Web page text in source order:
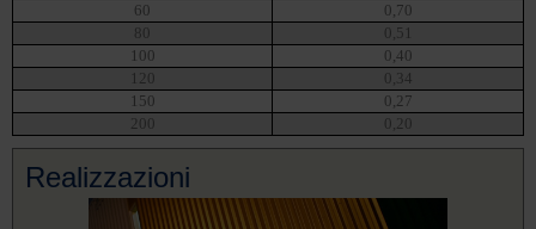
60
0,70
80
0,51
100
0,40
120
0,34
150
0,27
200
0,20
Realizzazioni